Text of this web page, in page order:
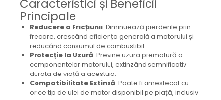
Hidraulice
Motoare electrice si pompe
SÖRENSEN
Mecanice
Electrice
Hidraulice
Cilindri hidraulici si burdufe
Caracteristici și Beneficii
Principale
Reducere a Fricțiunii: Diminuează pierderile prin
frecare, crescând eficiența generală a motorului și
reducând consumul de combustibil.
Protecție la Uzură: Previne uzura prematură a
componentelor motorului, extinzând semnificativ
durata de viață a acestuia.
Compatibilitate Extinsă: Poate fi amestecat cu
orice tip de ulei de motor disponibil pe piață, inclusiv